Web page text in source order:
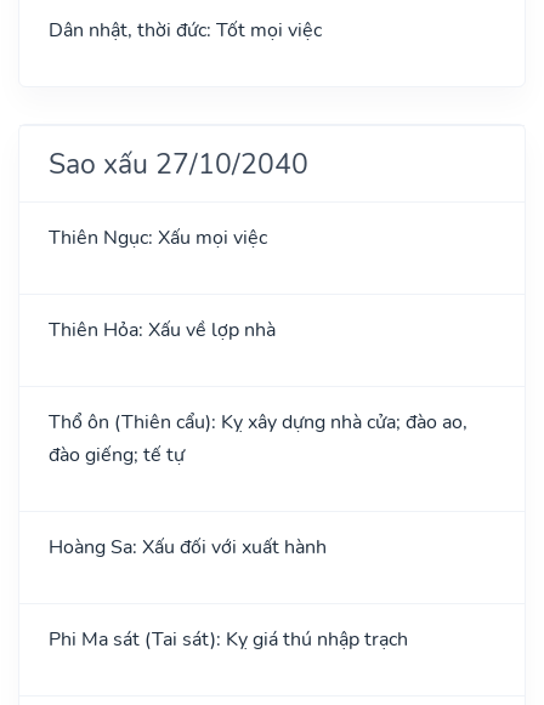
Dân nhật, thời đức: Tốt mọi việc
Sao xấu 27/10/2040
Thiên Ngục: Xấu mọi việc
Thiên Hỏa: Xấu về lợp nhà
Thổ ôn (Thiên cẩu): Kỵ xây dựng nhà cửa; đào ao,
đào giếng; tế tự
Hoàng Sa: Xấu đối với xuất hành
Phi Ma sát (Tai sát): Kỵ giá thú nhập trạch